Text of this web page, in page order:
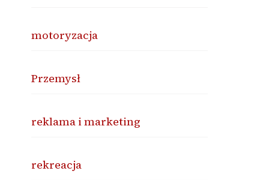
motoryzacja
Przemysł
reklama i marketing
rekreacja